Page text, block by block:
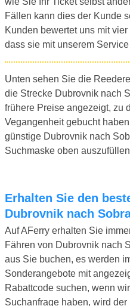
Fällen kann dies der Kunde
Kunden bewertet uns mit
dass sie mit unserem
Unten sehen Sie die
die Strecke Dubrovnik nach
frühere Preise angezeigt, zu
Vegangenheit gebucht
günstige Dubrovnik nach
Suchmaske oben
Erhalten Sie den besten Preis für Ihre
Dubrovnik nach
Auf AFerry erhalten Sie
Fähren von Dubrovnik nach
aus Sie buchen, es werden
Sonderangebote mit
Rabattcode suchen, wenn
Suchanfrage haben, wird